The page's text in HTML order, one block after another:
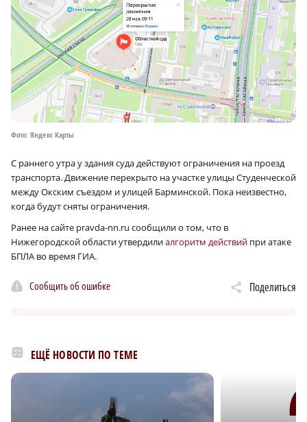
Фото: Яндекс Карты
С раннего утра у здания суда действуют ограничения на проезд
транспорта. Движение перекрыто на участке улицы Студенческой
между Окским съездом и улицей Барминской. Пока неизвестно,
когда будут сняты ограничения.
Ранее на сайте pravda-nn.ru сообщили о том, что в
Нижегородской области утвердилиалгоритм действий при атаке
БПЛА во время ГИА.
Сообщить об ошибке Поделиться
ЕЩЁ НОВОСТИ ПО ТЕМЕ